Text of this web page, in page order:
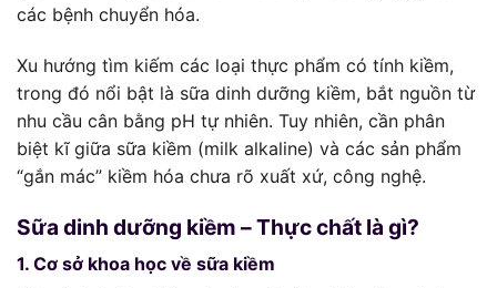
các bệnh chuyển hóa.
Xu hướng tìm kiếm các loại thực phẩm có tính kiềm,
trong đó nổi bật là sữa dinh dưỡng kiềm, bắt nguồn từ
nhu cầu cân bằng pH tự nhiên. Tuy nhiên, cần phân
biệt kĩ giữa sữa kiềm (milk alkaline) và các sản phẩm
“gắn mác” kiềm hóa chưa rõ xuất xứ, công nghệ.
Sữa dinh dưỡng kiềm – Thực chất là gì?
1. Cơ sở khoa học về sữa kiềm